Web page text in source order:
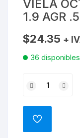
VIELA
1.9 AGR
$24.35 +
36 disponibles
DE
VIELAADD